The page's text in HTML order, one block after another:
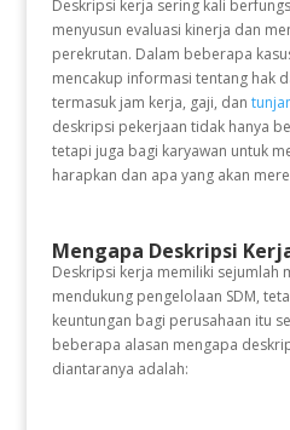
Deskripsi kerja sering kali
menyusun evaluasi kinerja dan
perekrutan. Dalam beberapa
mencakup informasi tentang hak
termasuk jam kerja, gaji, dan
deskripsi pekerjaan tidak hanya
tetapi juga bagi karyawan untuk
harapkan dan apa yang akan
Mengapa Deskripsi
Deskripsi kerja memiliki sejumlah
mendukung pengelolaan SDM,
keuntungan bagi perusahaan itu
beberapa alasan mengapa
diantaranya adalah: